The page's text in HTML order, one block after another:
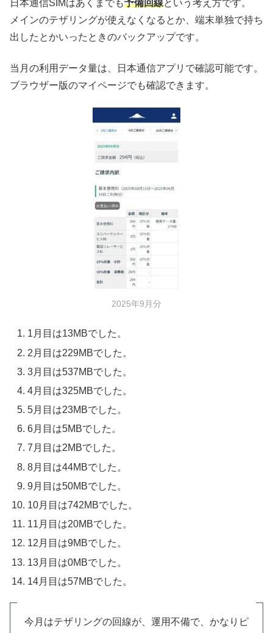
日本通信SIMはあくまでも予備回線という考え方です。
メインのテザリングが使えなくなるとか、端末単独で持ち
出したとかいったときのバックアップです。
当月の利用データ量は、日本通信アプリで確認可能です。
ブラウザー版のマイページでも確認できます。
2025年9月分
1月目は13MBでした。
2月目は229MBでした。
3月目は537MBでした。
4月目は325MBでした。
5月目は23MBでした。
6月目は5MBでした。
7月目は2MBでした。
8月目は44MBでした。
9月目は50MBでした。
10月目は742MBでした。
11月目は20MBでした。
12月目は9MBでした。
13月目は0MBでした。
14月目は57MBでした。
今月はテザリングの回線が、運用不備で、かなりピ